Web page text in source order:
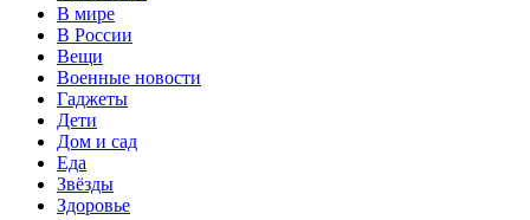
В мире
В России
Вещи
Военные новости
Гаджеты
Дети
Дом и сад
Еда
Звёзды
Здоровье